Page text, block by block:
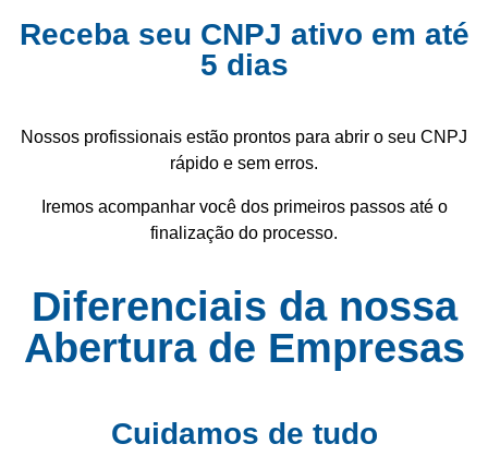
Receba seu CNPJ ativo em até
5 dias
Nossos profissionais estão prontos para abrir o seu CNPJ
rápido e sem erros.
Iremos acompanhar você dos primeiros passos até o
finalização do processo.
Diferenciais da nossa
Abertura de Empresas
Cuidamos de tudo